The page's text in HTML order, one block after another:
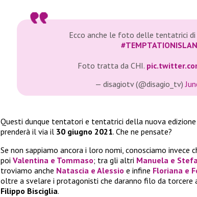
Ecco anche le foto delle tentatrici di
Foto tratta da CHI.
— disagiotv (@disagio_tv)
Questi dunque tentatori e tentatrici della nuova edizione
prenderà il via il 30 giugno 2021. Che ne pensate?
Se non sappiamo ancora i loro nomi, conosciamo invece
poi Valentina e Tommaso; tra gli altri Manuela e
troviamo anche Natascia e Alessio e infine Floriana e
oltre a svelare i protagonisti che daranno filo da
Filippo Bisciglia.